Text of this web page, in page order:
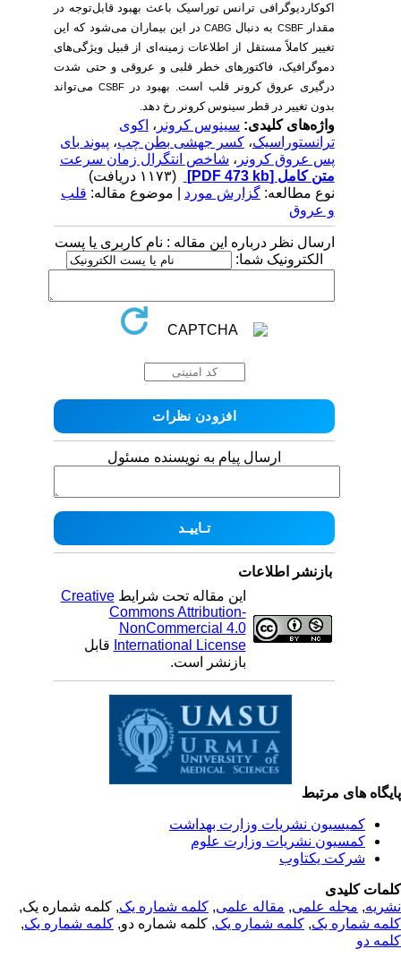
اکوکاردیوگرافی ترانس توراسیک باعث بهبود قابل‌توجه در
مقدار CSBFبه دنبالCABGدر این بیماران می‌شود که این
تغییر کاملاً مستقل از اطلاعات زمینه‌ای از قبیل ویژگی‌های
دموگرافیک، فاکتورهای خطر قلبی و عروقی و حتی شدت
درگیری عروق کرونر قلب است. بهبود درCSBFمی‌تواند
بدون تغییر در قطر سینوس کرونر رخ دهد.
واژه‌های کلیدی:سینوس کرونر، اکوی
ترانستوراسیک،کسر جهشی بطن چپ،پیوند بای
پس عروق کرونر، شاخص انتگرال زمان سرعت
متن کامل[PDF 473 kb]
نوع مطالعه:گزارش مورد | موضوع مقاله:قلب
و عروق
ارسال نظر درباره این مقاله : نام کاربری یا پست
الکترونیک شما:
ارسال پیام به نویسنده مسئول
بازنشر اطلاعات
این مقاله تحت شرایطCreative
Commons Attribution-
NonCommercial 4.0
International Licenseقابل
بازنشر است.
های مرتبط
کمیسیون نشریات وزارت بهداشت
کمسیون نشریات وزارت علوم
شرکت یکتاوب
کلیدی
,مجله علمی, مقاله علمی, کلمه شماره یک, کلمه شماره یک,
شماره یک,کلمه شماره یک, کلمه شماره دو,کلمه شماره یک,
دو